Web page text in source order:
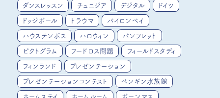
ダンスレッスン チュニジア デジタル ドイツ
ドッジボール トラウマ バイロンベイ
ハウステンボス ハロウィン パンフレット
ピクトグラム フードロス問題 フィールドスタディ
フィンランド プレゼンテーション
プレゼンテーションコンテスト ペンギン水族館
ホームステイ ホームルーム ボーンマス